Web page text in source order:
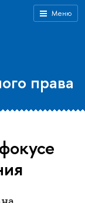
Меню
права